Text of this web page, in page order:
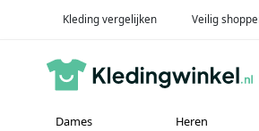
Kleding vergelijken Veilig
Dames Heren